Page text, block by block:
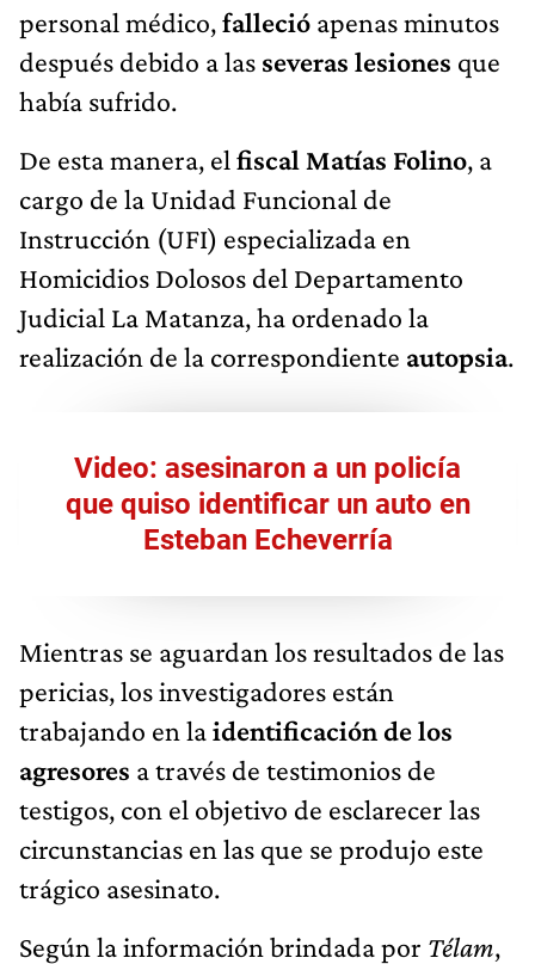
personal médico,falleció apenas minutos
después debido a las severas lesiones que
había sufrido.
De esta manera, el fiscal Matías Folino, a
cargo de la Unidad Funcional de
Instrucción (UFI) especializada en
Homicidios Dolosos del Departamento
Judicial La Matanza, ha ordenado la
realización de la correspondiente autopsia.
Video: asesinaron a un policía
que quiso identificar un auto en
Esteban Echeverría
Mientras se aguardan los resultados de las
pericias, los investigadores están
trabajando en laidentificación de los
agresores a través de testimonios de
testigos, con el objetivo de esclarecer las
circunstancias en las que se produjo este
trágico asesinato.
Según la información brindada por Télam,